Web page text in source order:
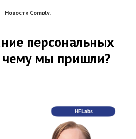
Новости Comply.
персональных
мы пришли?